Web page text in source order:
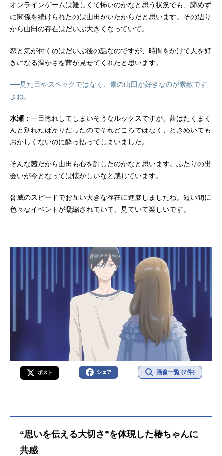
オンラインゲームは難しくて怖いのかなと思う状況でも、諦めず
に関係を続けられたのは山田がいたからだと思います。その辺り
から山田の存在はだいぶ大きくなっていて。
恋と気が付くのはだいぶ後の話なのですが、時間をかけて人を好
きになる温かさを茜が見せてくれたと思います。
──見た目やスペックではなく、素の山田が好きなのが素敵です
よね。
水瀬： 一目惚れしてしまいそうなルックスですが、茜はたくまく
んと別れたばかりだったのでそれどころではなく、ときめいても
おかしくないのに酔っ払ってしまいました。
そんな茜だから山田も心を許したのかなと思います。ふたりの出
会いが今となっては懐かしいなと感じています。
脅威のスピードでお互い大きな存在に進展しましたね。短い間に
色々なイベントが凝縮されていて、見ていて楽しいです。
ポスト シェア 画像一覧 (7件)
“思いを伝える大切さ”を体現した椿ちゃんに
共感